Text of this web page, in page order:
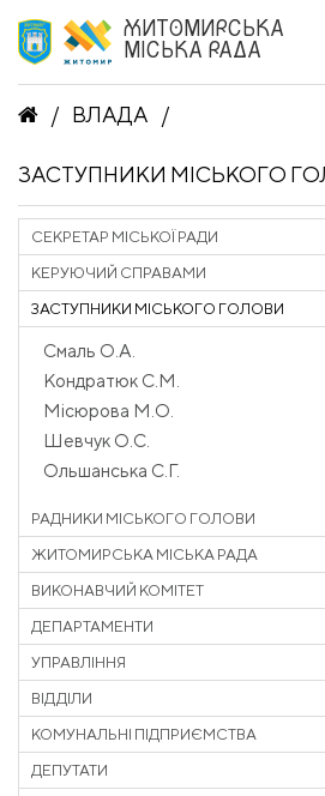
ЖИТОМИРСЬКА
МІСЬКА РАДА
ВЛАДА
ЗАСТУПНИКИ МІСЬКОГО
СЕКРЕТАР МІСЬКОЇ РАДИ
КЕРУЮЧИЙ СПРАВАМИ
ЗАСТУПНИКИ МІСЬКОГО ГОЛОВИ
Смаль О.А.
Кондратюк С.М.
Місюрова М.О.
Шевчук О.С.
Ольшанська С.Г.
РАДНИКИ МІСЬКОГО ГОЛОВИ
ЖИТОМИРСЬКА МІСЬКА РАДА
ВИКОНАВЧИЙ КОМІТЕТ
ДЕПАРТАМЕНТИ
УПРАВЛІННЯ
ВІДДІЛИ
КОМУНАЛЬНІ ПІДПРИЄМСТВА
ДЕПУТАТИ